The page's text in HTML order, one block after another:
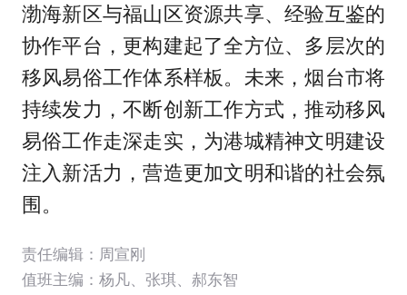
渤海新区与福山区资源共享、经验互鉴的
协作平台，更构建起了全方位、多层次的
移风易俗工作体系样板。未来，烟台市将
持续发力，不断创新工作方式，推动移风
易俗工作走深走实，为港城精神文明建设
注入新活力，营造更加文明和谐的社会氛
围。
责任编辑：周宣刚
值班主编： 杨凡、 张琪、 郝东智